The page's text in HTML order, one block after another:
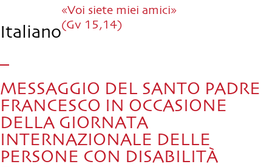
Italiano
MESSAGGIO DEL SANTO PADRE
FRANCESCO IN OCCASIONE
DELLA GIORNATA
INTERNAZIONALE DELLE
PERSONE CON DISABILITÀ
«Voi siete miei amici»
(Gv 15,14)